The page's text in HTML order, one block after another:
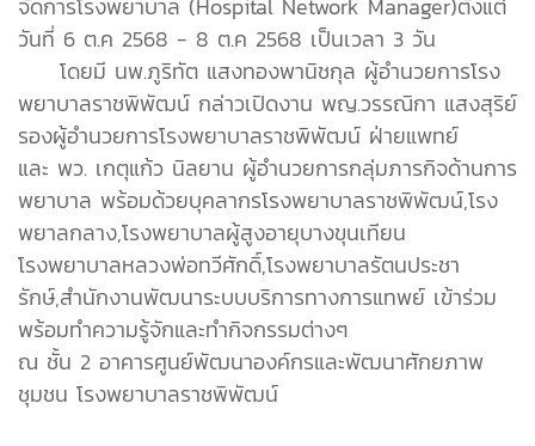
จัดการโรงพยาบาล (Hospital Network Manager)ตั้งแต่
วันที่ 6 ต.ค 2568 - 8 ต.ค 2568 เป็นเวลา 3 วัน
โดยมี นพ.ภูริทัต แสงทองพานิชกุล ผู้อำนวยการโรง
พยาบาลราชพิพัฒน์ กล่าวเปิดงาน พญ.วรรณิกา แสงสุริย์
รองผู้อำนวยการโรงพยาบาลราชพิพัฒน์ ฝ่ายแพทย์
และ พว. เกตุแก้ว นิลยาน ผู้อำนวยการกลุ่มภารกิจด้านการ
พยาบาล พร้อมด้วยบุคลากรโรงพยาบาลราชพิพัฒน์,โรง
พยาลกลาง,โรงพยาบาลผู้สูงอายุบางขุนเทียน
โรงพยาบาลหลวงพ่อทวีศักดิ์,โรงพยาบาลรัตนประชา
รักษ์,สำนักงานพัฒนาระบบบริการทางการแทพย์ เข้าร่วม
พร้อมทำความรู้จักและทำกิจกรรมต่างๆ
ณ ชั้น 2 อาคารศูนย์พัฒนาองค์กรและพัฒนาศักยภาพ
ชุมชน โรงพยาบาลราชพิพัฒน์